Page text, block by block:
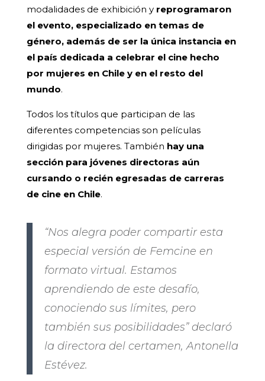
modalidades de exhibición y reprogramaron
el evento, especializado en temas de
género, además de ser la única instancia en
el país dedicada a celebrar el cine hecho
por mujeres en Chile y en el resto del
mundo.
Todos los títulos que participan de las
diferentes competencias son películas
dirigidas por mujeres. También hay una
sección para jóvenes directoras aún
cursando o recién egresadas de carreras
de cine en Chile.
“Nos alegra poder compartir esta
especial versión de Femcine en
formato virtual. Estamos
aprendiendo de este desafío,
conociendo sus límites, pero
también sus posibilidades” declaró
la directora del certamen, Antonella
Estévez.